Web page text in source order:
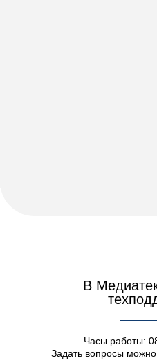
Часы работы:
Задать вопросы
В